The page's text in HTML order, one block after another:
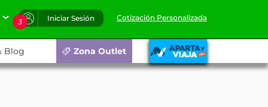
3 Iniciar Sesión Cotización Personalizada
Blog Zona Outlet